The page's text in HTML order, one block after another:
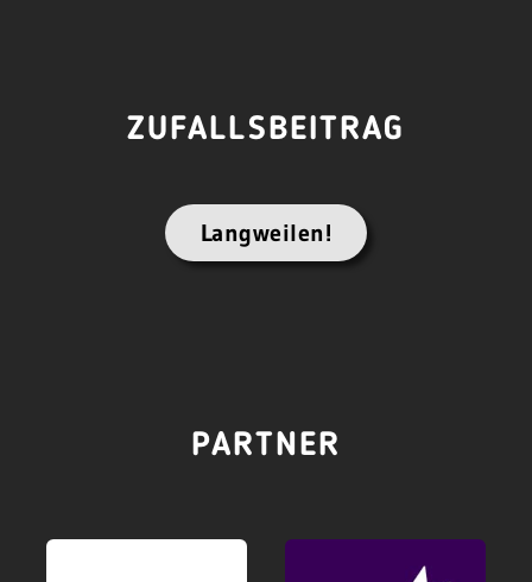
ZUFALLSBEITRAG
Langweilen!
PARTNER